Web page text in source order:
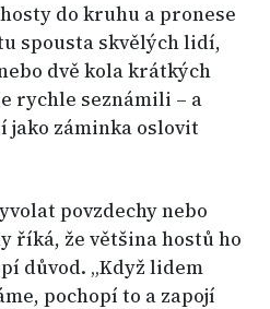
do kruhu a pronese
spousta skvělých lidí,
dvě kola krátkých
rychle seznámili – a
jako záminka oslovit
povzdechy nebo
říká, že většina hostů ho
důvod. „Když lidem
pochopí to a zapojí